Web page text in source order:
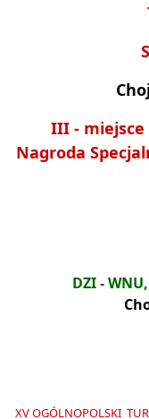
III - miejsce
Nagroda
DZI-
XV OGÓLNOPOLSKI